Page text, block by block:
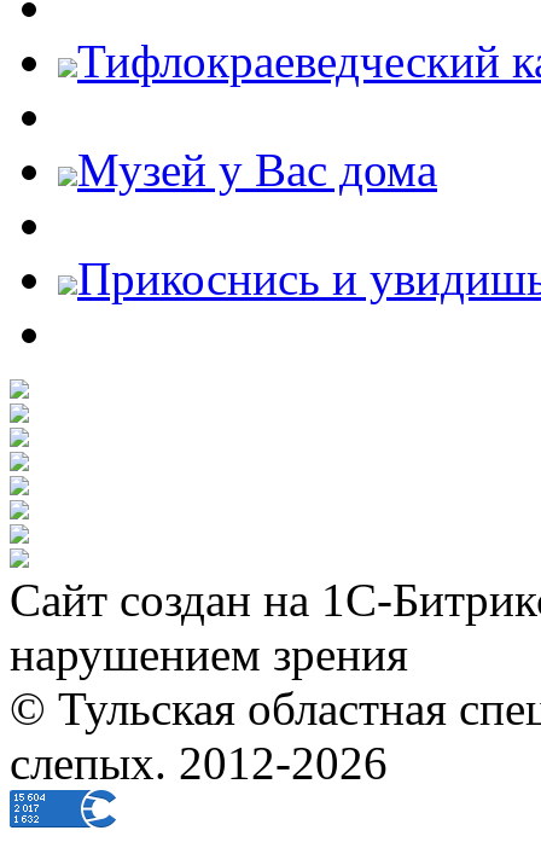
Тифлокраеведческий
Музей у Вас дома
Прикоснись и
Сайт создан на 1С-
нарушением зрения
© Тульская областная
слепых. 2012-2026